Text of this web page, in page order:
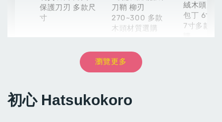
保護刀刃 多款尺
寸
+
刀鞘 柳刃
270~300 多款
木頭材質選購
NT$ 899
絨木頭刀
包丁 6寸
7寸多款材
瀏覽更多
初心 Hatsukokoro